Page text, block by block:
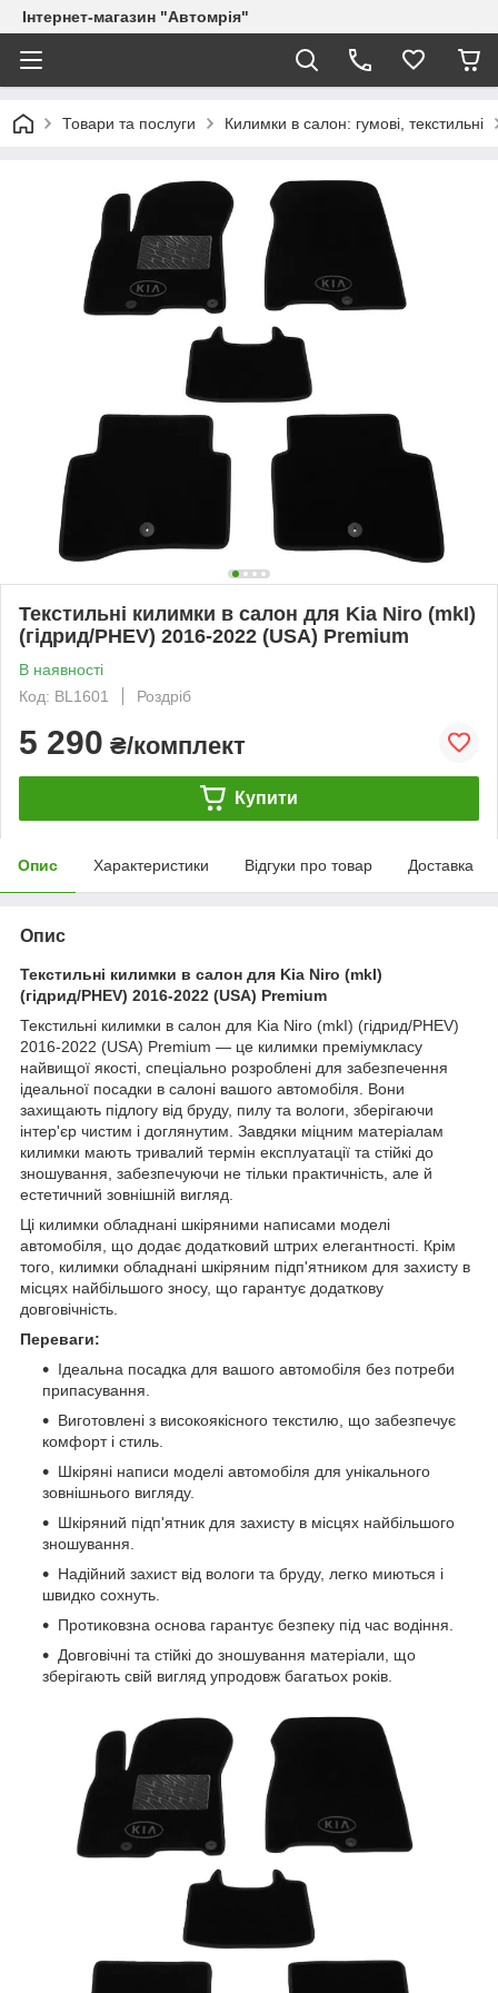
Інтернет-магазин "Автомрія"
Товари та послуги Килимки в салон: гумові, текстильні
Текстильні килимки в салон для Kia Niro (mkI)
(гідрид/PHEV) 2016-2022 (USA) Premium
В наявності
Код: BL1601
Роздріб
5 290 ₴/комплект
Купити
Опис Характеристики Відгуки про товар Доставка
Опис
Текстильні килимки в салон для Kia Niro (mkI)
(гідрид/PHEV) 2016-2022 (USA) Premium
Текстильні килимки в салон для Kia Niro (mkI) (гідрид/PHEV)
2016-2022 (USA) Premium — це килимки преміумкласу
найвищої якості, спеціально розроблені для забезпечення
ідеальної посадки в салоні вашого автомобіля. Вони
захищають підлогу від бруду, пилу та вологи, зберігаючи
інтер'єр чистим і доглянутим. Завдяки міцним матеріалам
килимки мають тривалий термін експлуатації та стійкі до
зношування, забезпечуючи не тільки практичність, але й
естетичний зовнішній вигляд.
Ці килимки обладнані шкіряними написами моделі
автомобіля, що додає додатковий штрих елегантності. Крім
того, килимки обладнані шкіряним підп'ятником для захисту в
місцях найбільшого зносу, що гарантує додаткову
довговічність.
Переваги:
Ідеальна посадка для вашого автомобіля без потреби
припасування.
Виготовлені з високоякісного текстилю, що забезпечує
комфорт і стиль.
Шкіряні написи моделі автомобіля для унікального
зовнішнього вигляду.
Шкіряний підп'ятник для захисту в місцях найбільшого
зношування.
Надійний захист від вологи та бруду, легко миються і
швидко сохнуть.
Протиковзна основа гарантує безпеку під час водіння.
Довговічні та стійкі до зношування матеріали, що
зберігають свій вигляд упродовж багатьох років.